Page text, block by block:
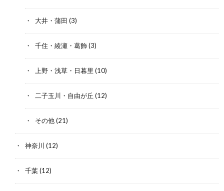
大井・蒲田 (3)
千住・綾瀬・葛飾(3)
上野・浅草・日暮里 (10)
二子玉川・自由が丘 (12)
その他(21)
神奈川 (12)
千葉(12)